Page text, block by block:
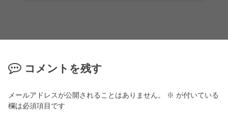
コメントを残す
メールアドレスが公開されることはありません。 ※ が付いている
欄は必須項目です